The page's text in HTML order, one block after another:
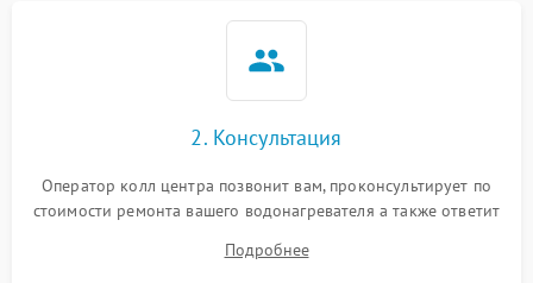
2. Консультация
Оператор колл центра позвонит вам, проконсультирует по
стоимости ремонта вашего водонагревателя а также ответит
Подробнее